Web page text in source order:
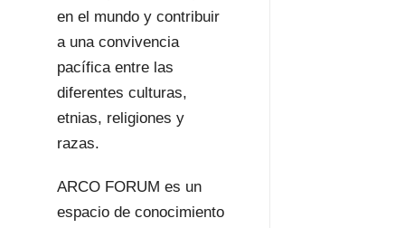
en el mundo y contribuir
a una convivencia
pacífica entre las
diferentes culturas,
etnias, religiones y
razas.
ARCO FORUM es un
espacio de conocimiento